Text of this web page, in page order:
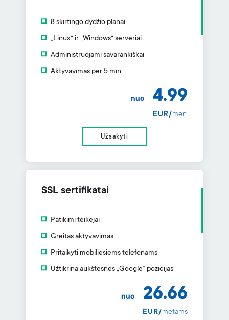
8 skirtingo dydžio planai
„Linux“ ir „Windows“ serveriai
Administruojami savarankiškai
Aktyvavimas per 5 min.
nuo 4.99
EUR/mėn.
Užsakyti
SSL sertifikatai
Patikimi teikėjai
Greitas aktyvavimas
Pritaikyti mobiliesiems telefonams
Užtikrina aukštesnes „Google“ pozicijas
nuo 26.66
EUR/metams